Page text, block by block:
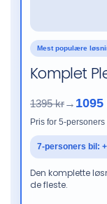
Mest populære
Komplet
1395 kr→
Pris for 5-personers
7-personers bil:
Den komplette
de fleste.